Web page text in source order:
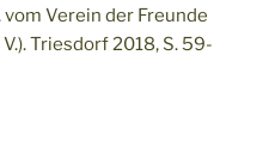
Verein der Freunde
Triesdorf 2018, S. 59-